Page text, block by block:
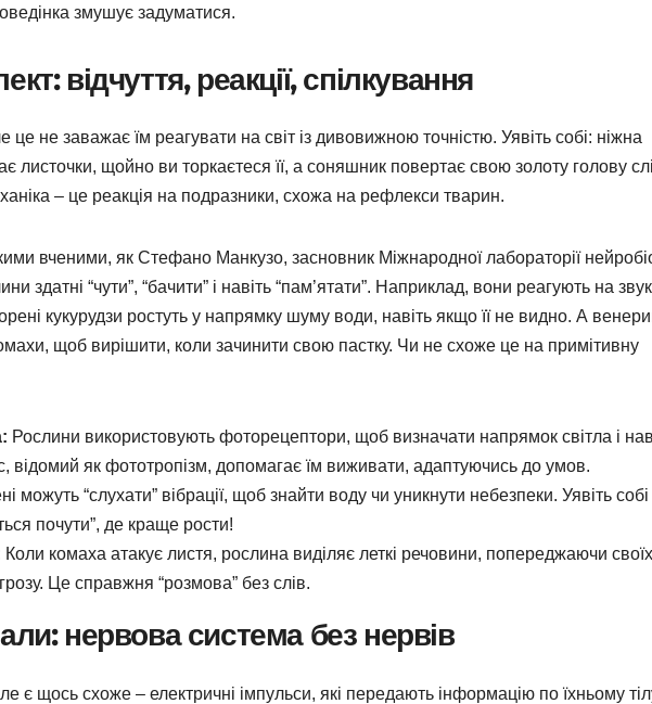
змушує задуматися.
відчуття, реакції, спілкування
не заважає їм реагувати на світ із дивовижною точністю. Уявіть собі: ніжна
листочки, щойно ви торкаєтеся її, а соняшник повертає свою золоту голову
– це реакція на подразники, схожа на рефлекси тварин.
вченими, як Стефано Манкузо, засновник Міжнародної лабораторії
здатні “чути”, “бачити” і навіть “пам’ятати”. Наприклад, вони реагують на
кукурудзи ростуть у напрямку шуму води, навіть якщо її не видно. А
щоб вирішити, коли зачинити свою пастку. Чи не схоже це на примітивну
Рослини використовують фоторецептори, щоб визначати напрямок світла і
відомий як фототропізм, допомагає їм виживати, адаптуючись до умов.
можуть “слухати” вібрації, щоб знайти воду чи уникнути небезпеки. Уявіть собі
почути”, де краще рости!
Коли комаха атакує листя, рослина виділяє леткі речовини, попереджаючи своїх
Це справжня “розмова” без слів.
нервова система без нервів
є щось схоже – електричні імпульси, які передають інформацію по їхньому